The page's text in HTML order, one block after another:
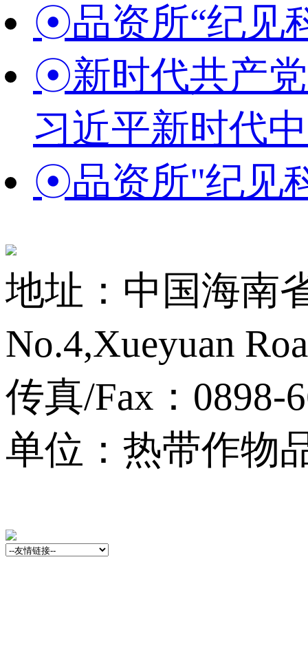
☉品资所“纪见
☉新时代共产
习近平新时代
☉品资所"纪见
地址：中国海南
No.4,Xueyuan
传真/Fax：0898-
单位：热带作物